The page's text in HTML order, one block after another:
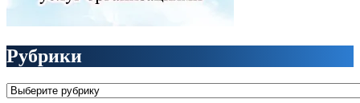
Рубрики
Рубрики